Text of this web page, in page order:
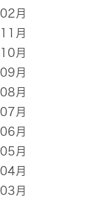
月
月
月
月
月
月
月
月
月
月